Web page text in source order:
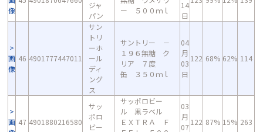
像
ジャ
パン
ー ５００ｍｌ
14
日
画
像
46 4901777447011
サン
トリ
ーホ
ール
ディ
ング
ス
サントリー －
１９６無糖 ク
リア ７度
缶 ３５０ｍｌ
04
月
03
日
122 68% 62% 114
画 47 4901880216580
サッ
ポロ
ビー
サッポロビー
ル 黒ラベル
ＥＸＴＲＡ Ｆ
03
月
07
122 87% 15% 263